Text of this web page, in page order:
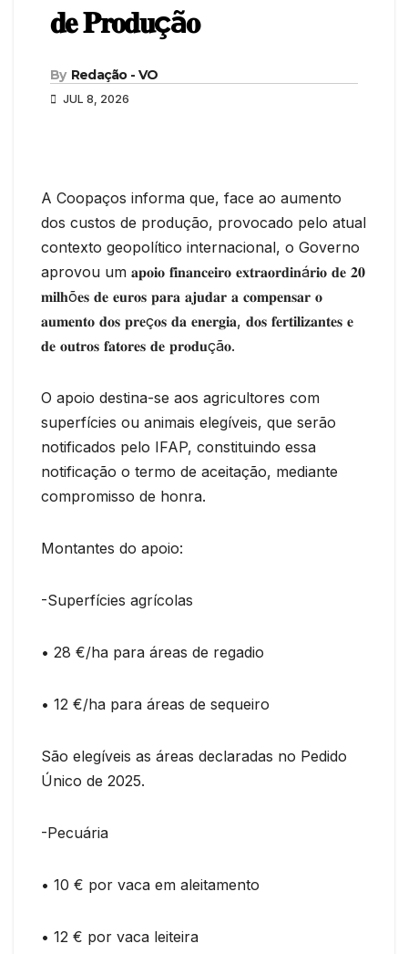
𝐝𝐞 𝐏𝐫𝐨𝐝𝐮çã𝐨
By Redação - VO
JUL 8, 2026
A Coopaços informa que, face ao aumento
dos custos de produção, provocado pelo atual
contexto geopolítico internacional, o Governo
aprovou um 𝐚𝐩𝐨𝐢𝐨 𝐟𝐢𝐧𝐚𝐧𝐜𝐞𝐢𝐫𝐨 𝐞𝐱𝐭𝐫𝐚𝐨𝐫𝐝𝐢𝐧á𝐫𝐢𝐨 𝐝𝐞 𝟐𝟎
𝐦𝐢𝐥𝐡õ𝐞𝐬 𝐝𝐞 𝐞𝐮𝐫𝐨𝐬 𝐩𝐚𝐫𝐚 𝐚𝐣𝐮𝐝𝐚𝐫 𝐚 𝐜𝐨𝐦𝐩𝐞𝐧𝐬𝐚𝐫 𝐨
𝐚𝐮𝐦𝐞𝐧𝐭𝐨 𝐝𝐨𝐬 𝐩𝐫𝐞ç𝐨𝐬 𝐝𝐚 𝐞𝐧𝐞𝐫𝐠𝐢𝐚, 𝐝𝐨𝐬 𝐟𝐞𝐫𝐭𝐢𝐥𝐢𝐳𝐚𝐧𝐭𝐞𝐬 𝐞
𝐝𝐞 𝐨𝐮𝐭𝐫𝐨𝐬 𝐟𝐚𝐭𝐨𝐫𝐞𝐬 𝐝𝐞 𝐩𝐫𝐨𝐝𝐮çã𝐨.
O apoio destina-se aos agricultores com
superfícies ou animais elegíveis, que serão
notificados pelo IFAP, constituindo essa
notificação o termo de aceitação, mediante
compromisso de honra.
Montantes do apoio:
-Superfícies agrícolas
• 28 €/ha para áreas de regadio
• 12 €/ha para áreas de sequeiro
São elegíveis as áreas declaradas no Pedido
Único de 2025.
-Pecuária
• 10 € por vaca em aleitamento
• 12 € por vaca leiteira